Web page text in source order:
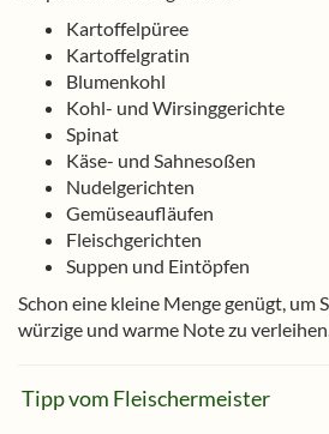
Kartoffelpüree
Kartoffelgratin
Blumenkohl
Kohl- und Wirsinggerichte
Spinat
Käse- und Sahnesoßen
Nudelgerichten
Gemüseaufläufen
Fleischgerichten
Suppen und Eintöpfen
Schon eine kleine Menge genügt, um
würzige und warme Note zu
Tipp vom Fleischermeister